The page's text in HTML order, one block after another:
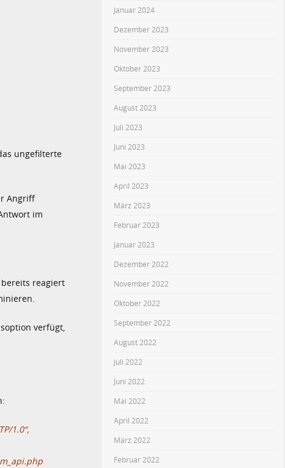
ungefilterte
Angriff
im
bereits reagiert
verfügt,
1.0“,
Januar 2024
Dezember 2023
November 2023
Oktober 2023
September 2023
August 2023
Juli 2023
Juni 2023
Mai 2023
April 2023
März 2023
Februar 2023
Januar 2023
Dezember 2022
November 2022
Oktober 2022
September 2022
August 2022
Juli 2022
Juni 2022
Mai 2022
April 2022
März 2022
Februar 2022